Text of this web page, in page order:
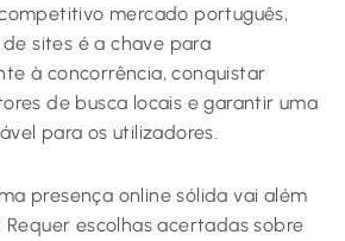
mercado português,
sites é a chave para
à concorrência, conquistar
de busca locais e garantir uma
para os utilizadores.
presença online sólida vai além
escolhas acertadas sobre